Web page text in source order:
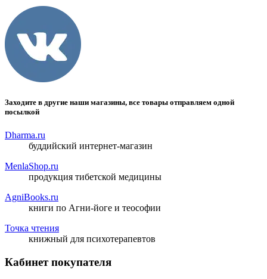
Заходите в другие наши магазины, все товары отправляем одной
посылкой
Dharma.ru
буддийский интернет-магазин
MenlaShop.ru
продукция тибетской медицины
AgniBooks.ru
книги по Агни-йоге и теософии
Точка чтения
книжный для психотерапевтов
Кабинет покупателя